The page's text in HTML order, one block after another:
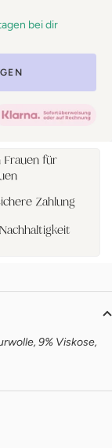
bei dir
Frauen für
Zahlung
Nachhaltigkeit
9% Viskose,